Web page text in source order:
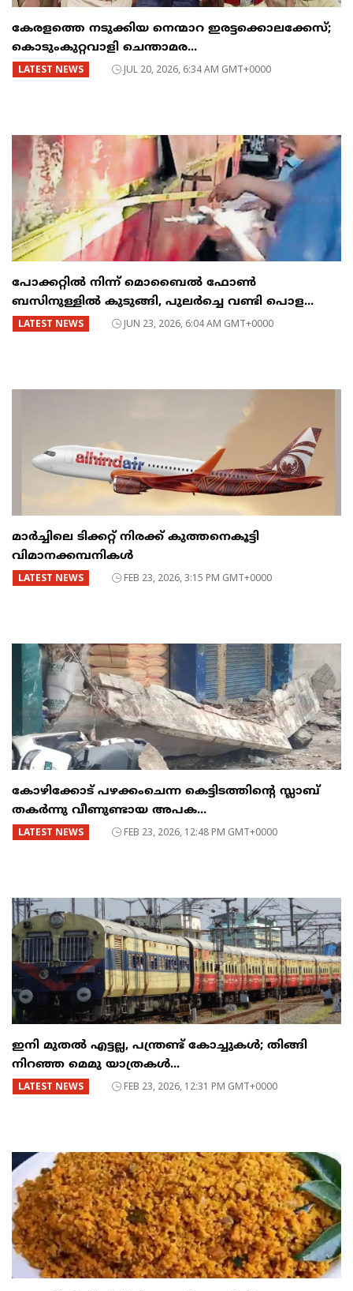
കേരളത്തെ നടുക്കിയ നെന്മാറ ഇരട്ടക്കൊലക്കേസ്;
കൊടുംകുറ്റവാളി ചെന്താമര...
LATEST NEWS JUL 20, 2026, 6:34 AM GMT+0000
പോക്കറ്റിൽ നിന്ന് മൊബൈൽ ഫോൺ
ബസിനുള്ളിൽ കുടുങ്ങി, പുലർച്ചെ വണ്ടി പൊള...
LATEST NEWS JUN 23, 2026, 6:04 AM GMT+0000
മാർച്ചിലെ ടിക്കറ്റ് നിരക്ക് കുത്തനെകൂട്ടി
വിമാനക്കമ്പനികൾ
LATEST NEWS FEB 23, 2026, 3:15 PM GMT+0000
കോഴിക്കോട് പഴക്കംചെന്ന കെട്ടിടത്തിന്റെ സ്ലാബ്
തകർന്നു വീണുണ്ടായ അപക...
LATEST NEWS FEB 23, 2026, 12:48 PM GMT+0000
ഇനി മുതൽ എട്ടല്ല, പന്ത്രണ്ട് കോച്ചുകള്‍; തിങ്ങി
നിറഞ്ഞ മെമു യാത്രകൾ...
LATEST NEWS FEB 23, 2026, 12:31 PM GMT+0000